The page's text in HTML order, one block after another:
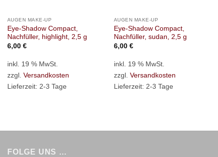
AUGEN MAKE-UP
Eye-Shadow Compact,
Nachfüller, highlight, 2,5 g
6,00 €
inkl. 19 % MwSt.
zzgl. Versandkosten
Lieferzeit: 2-3 Tage
AUGEN MAKE-UP
Eye-Shadow Compact,
Nachfüller, sudan, 2,5 g
6,00 €
inkl. 19 % MwSt.
zzgl. Versandkosten
Lieferzeit: 2-3 Tage
FOLGE UNS …